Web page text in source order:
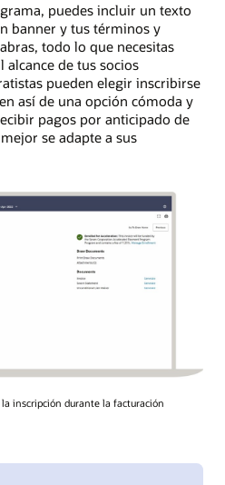
puedes incluir un texto
banner y tus términos y
todo lo que necesitas
de tus socios
pueden elegir inscribirse
así de una opción cómoda y
pagos por anticipado de
se adapte a sus
inscripción durante la facturación